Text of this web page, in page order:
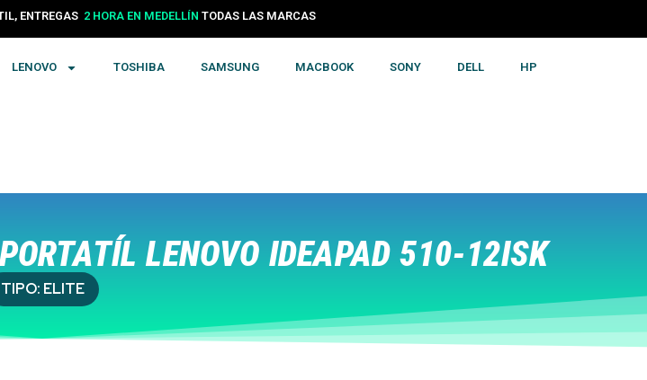
ENTREGAS 24 HORAS EN COLOMBIA TODAS LAS MARCAS
LENOVO TOSHIBA SAMSUNG MACBOOK SONY DELL HP
LENOVO IDEAPAD 510-12ISK
TIPO: ELITE